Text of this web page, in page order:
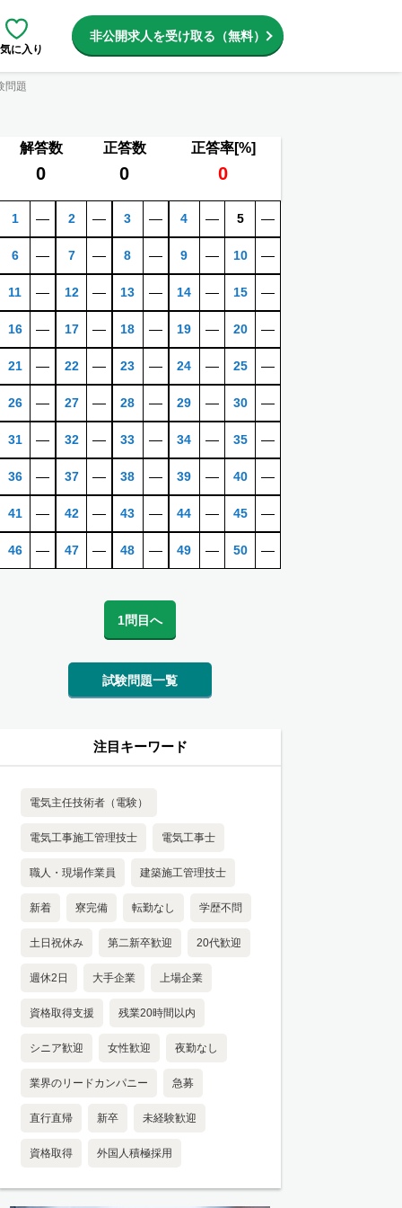
に入り
非公開求人を受け取る（無料）
問題
解答数 正答数 正答率[%]
0 0 0
1 ―
6 ―
11 ―
16 ―
21 ―
26 ―
31 ―
36 ―
41 ―
46 ―
2 ―
7 ―
12 ―
17 ―
22 ―
27 ―
32 ―
37 ―
42 ―
47 ―
3 ―
8 ―
13 ―
18 ―
23 ―
28 ―
33 ―
38 ―
43 ―
48 ―
4 ―
9 ―
14 ―
19 ―
24 ―
29 ―
34 ―
39 ―
44 ―
49 ―
5 ―
10 ―
15 ―
20 ―
25 ―
30 ―
35 ―
40 ―
45 ―
50 ―
1問目へ
試験問題一覧
注目キーワード
電気主任技術者（電験）
電気工事施工管理技士 電気工事士
職人・現場作業員 建築施工管理技士
新着 寮完備 転勤なし 学歴不問
土日祝休み 第二新卒歓迎 20代歓迎
週休2日 大手企業 上場企業
資格取得支援 残業20時間以内
シニア歓迎 女性歓迎 夜勤なし
業界のリードカンパニー 急募
直行直帰 新卒 未経験歓迎
資格取得 外国人積極採用